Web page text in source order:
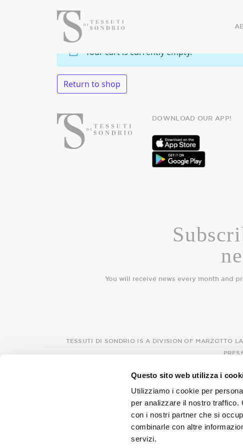
Questo sito web utilizza i
Utilizziamo i cookie per
per analizzare il nostro
con i nostri partner che si
combinarle con altre
servizi.
Your cart is currently empty.
Return to shop
DOWNLOAD OUR APP!
You will receive news every month and
TESSUTI DI SONDRIO IS A DIVISION OF MARZOTTO